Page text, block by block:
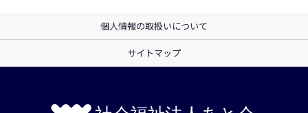
個人情報の取扱いについて
サイトマップ